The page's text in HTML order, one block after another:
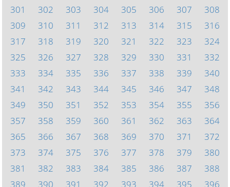
301
302 303 304 305 306 307
308
309
310 311 312 313 314 315
316
317
318 319 320 321 322 323
324
325
326 327 328 329 330 331
332
333
334 335 336 337 338 339
340
341
342 343 344 345 346 347
348
349
350 351 352 353 354 355
356
357
358 359 360 361 362 363
364
365
366 367 368 369 370 371
372
373
374 375 376 377 378 379
380
381
382 383 384 385 386 387
388
389
390 391 392 393 394 395 396